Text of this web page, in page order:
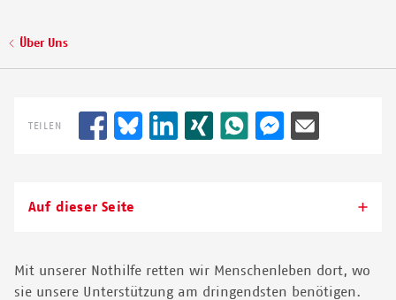
Pfadnavigation
Über Uns
TEILEN
Auf dieser Seite
Mit unserer Nothilfe retten wir Menschenleben dort, wo
sie unsere Unterstützung am dringendsten benötigen.